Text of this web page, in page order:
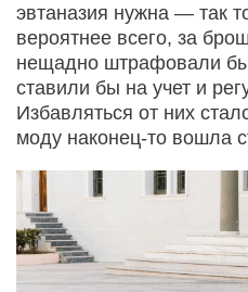
эвтаназия нужна — так
вероятнее всего, за
нещадно штрафовали
ставили бы на учет и
Избавляться от них
моду наконец-то вошла